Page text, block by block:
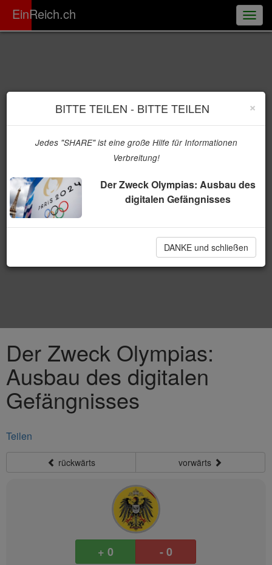
EinReich.ch
ER
Der Zweck Olympias:
Ausbau des digitalen
Gefängnisses
Teilen
rückwärts vorwärts
+ 0
- 0
×
BITTE TEILEN - BITTE TEILEN
Jedes "SHARE" ist eine große Hilfe für Informationen
Verbreitung!
Der Zweck Olympias: Ausbau des
digitalen Gefängnisses
DANKE und schließen